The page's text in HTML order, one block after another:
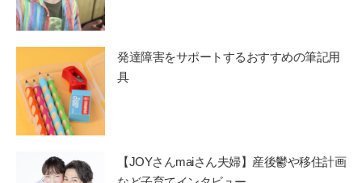
発達障害をサポートするおすすめの筆記用
具
【JOYさんmaiさん夫婦】産後鬱や移住計画